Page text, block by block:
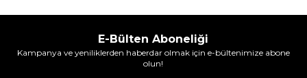
E-Bülten Aboneliği
Kampanya ve yeniliklerden haberdar olmak için e-bültenimize abone
olun!